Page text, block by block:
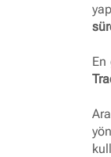
En